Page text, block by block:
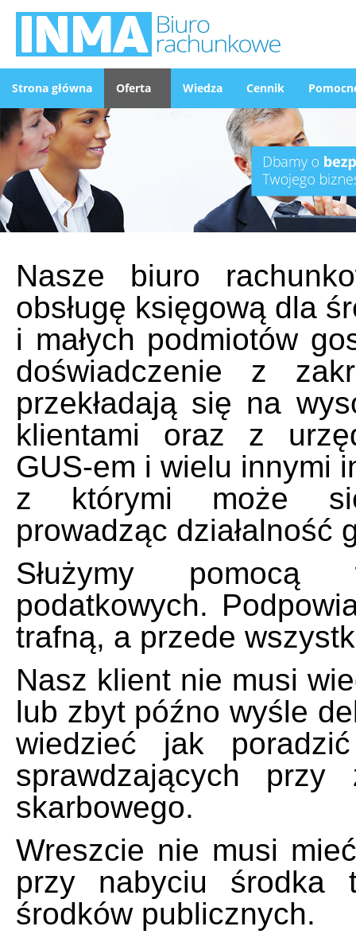
Strona główna Oferta Wiedza Cennik
Nasze biuro
obsługę księgową dla
i małych podmiotów
doświadczenie z
przekładają się na
klientami oraz z
GUS-em i wielu innymi
z którymi może
prowadząc działalność
Służymy pomocą
podatkowych.
trafną, a przede
Nasz klient nie musi
lub zbyt późno wyśle
wiedzieć jak
sprawdzających
skarbowego.
Wreszcie nie musi
przy nabyciu środka
środków publicznych.